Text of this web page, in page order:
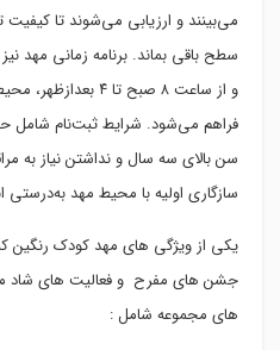
می‌بینند و ارزیابی می‌شوند تا کیفیت
سطح باقی بماند. برنامه زمانی مهد
و از ساعت ۸ صبح تا ۴
فراهم می‌شود. شرایط ثبت‌نام شامل
سن بالای سه سال و نداشتن نیاز به
سازگاری اولیه با محیط مهد به‌درستی
یکی از ویژگی های مهد کودک رنگین
جشن های مفرح و فعالیت های شاد
های مجموعه شامل :